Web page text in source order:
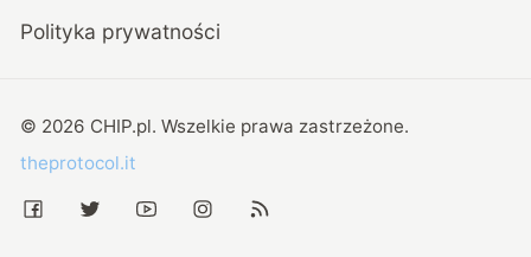
Polityka prywatności
© 2026 CHIP.pl. Wszelkie prawa zastrzeżone.
theprotocol.it